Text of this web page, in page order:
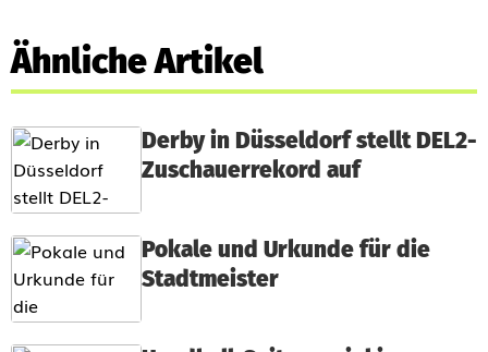
Ähnliche Artikel
Derby in Düsseldorf stellt DEL2-
Zuschauerrekord auf
Pokale und Urkunde für die
Stadtmeister